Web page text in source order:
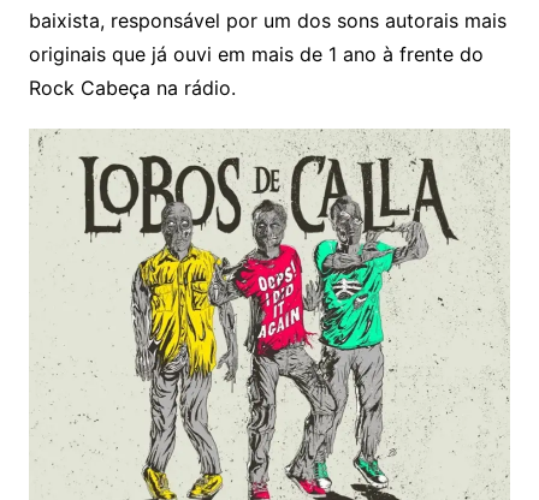
baixista, responsável por um dos sons autorais mais
originais que já ouvi em mais de 1 ano à frente do
Rock Cabeça na rádio.